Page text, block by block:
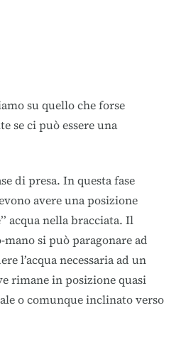
su quello che forse
se ci può essere una
di presa. In questa fase
avere una posizione
acqua nella bracciata. Il
si può paragonare ad
l’acqua necessaria ad un
rimane in posizione quasi
o comunque inclinato verso